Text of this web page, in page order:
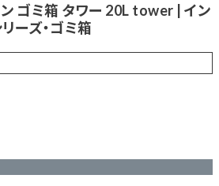
ゴミ箱 タワー 20L tower | イン
ーズ・ゴミ箱